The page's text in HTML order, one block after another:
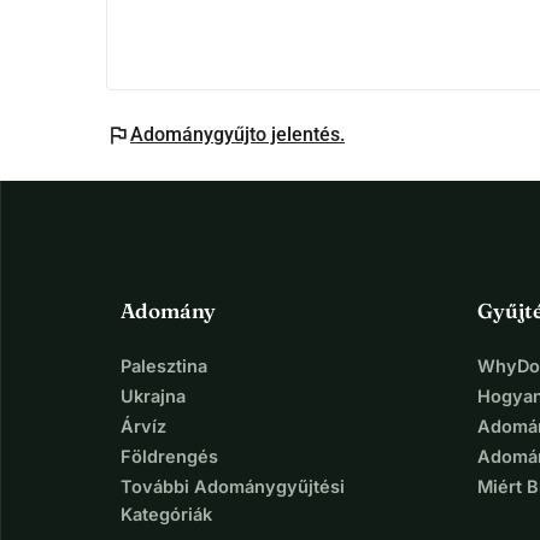
flagAdománygyűjto jelentés.
Adomány
Palesztina
Ukrajna
Árvíz
Földrengés
További Adománygyűjtési
Kategóriák
Miért